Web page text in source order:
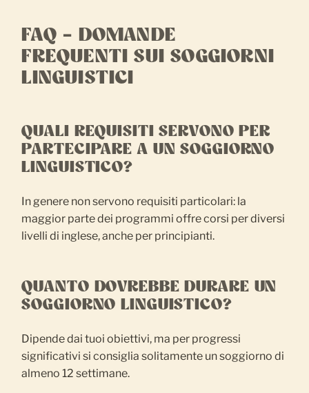
FAQ – DOMANDE
FREQUENTI SUI SOGGIORNI
LINGUISTICI
QUALI REQUISITI SERVONO PER
PARTECIPARE A UN SOGGIORNO
LINGUISTICO?
In genere non servono requisiti particolari: la
maggior parte dei programmi offre corsi per diversi
livelli di inglese, anche per principianti.
QUANTO DOVREBBE DURARE UN
SOGGIORNO LINGUISTICO?
Dipende dai tuoi obiettivi, ma per progressi
significativi si consiglia solitamente un soggiorno di
almeno 12 settimane.